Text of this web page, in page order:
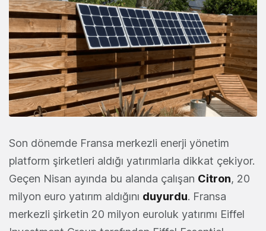
Son dönemde Fransa merkezli enerji yönetim
platform şirketleri aldığı yatırımlarla dikkat çekiyor.
Geçen Nisan ayında bu alanda çalışan Citron, 20
milyon euro yatırım aldığını duyurdu. Fransa
merkezli şirketin 20 milyon euroluk yatırımı Eiffel